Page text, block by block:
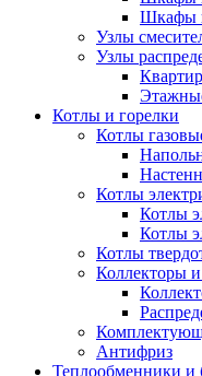
Шкафы
Узлы
Узлы
Котлы и горелки
Котлы
Котлы
Котлы
Котлы
Котлы
Коллекторы и
Антифриз
Теплообменники и